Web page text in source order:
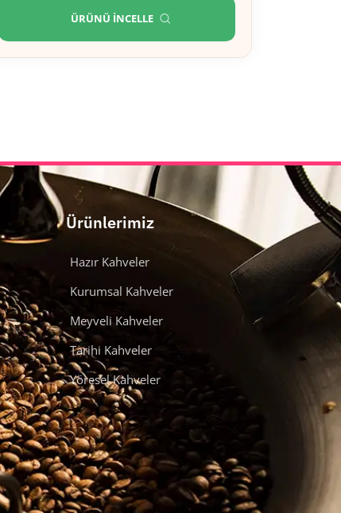
ÜRÜNÜ İNCELLE
Ürünlerimiz
Hazır Kahveler
Kurumsal Kahveler
Meyveli Kahveler
Tarihi Kahveler
Yöresel Kahveler